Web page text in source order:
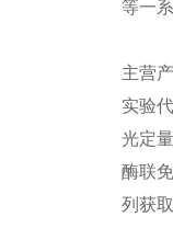
等一
主营
实验
光定
酶联
列获